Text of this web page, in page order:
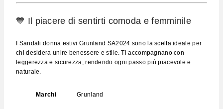
💙 Il piacere di sentirti comoda e femminile
I Sandali donna estivi Grunland SA2024 sono la scelta ideale per
chi desidera unire benessere e stile. Ti accompagnano con
leggerezza e sicurezza, rendendo ogni passo più piacevole e
naturale.
Marchi Grunland